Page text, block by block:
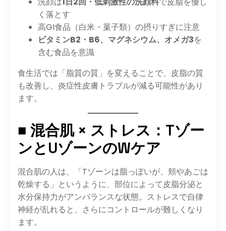
く落とす
高GI食品（白米・菓子類）の摂りすぎに注意
ビタミンB2・B6、マグネシウム、オメガ3を
含む食品を意識
食生活では「脂質の質」を変えることで、皮脂の質
も改善し、炎症性皮膚トラブルが減る可能性があり
ます。
■ 混合肌 × ストレス：Tゾー
ンとUゾーンのWケア
混合肌の人は、「Tゾーンは脂っぽいが、頬やあごは
乾燥する」というように、部位によって皮脂分泌と
水分保持力がアンバランスな状態。ストレスで自律
神経が乱れると、さらにコントロールが難しくなり
ます。